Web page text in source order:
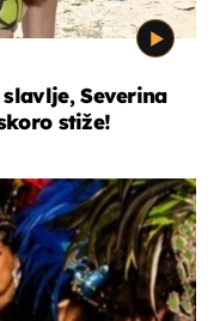
Severina
stiže!